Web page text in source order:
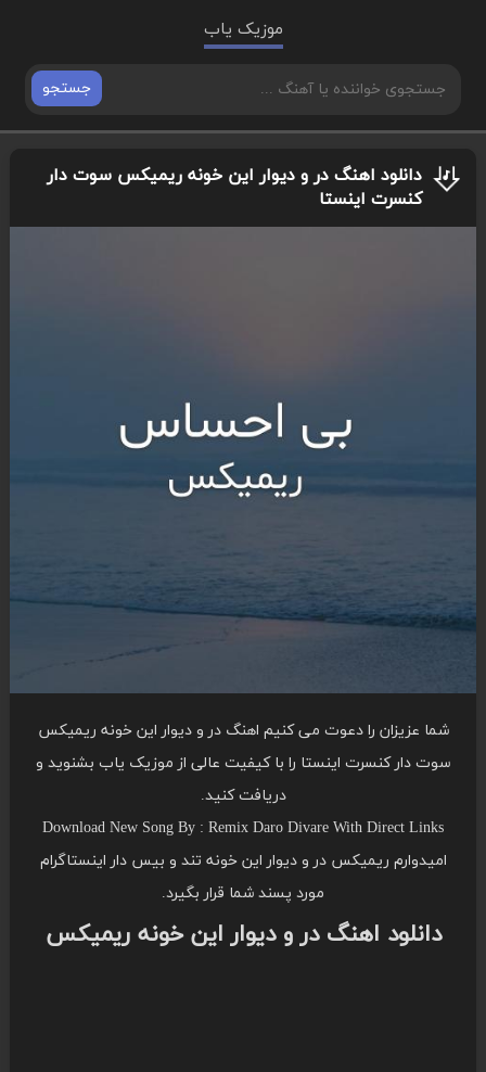
موزیک یاب
جستجو
دانلود اهنگ در و دیوار این خونه ریمیکس سوت دار
کنسرت اینستا
شما عزیزان را دعوت می کنیم اهنگ در و دیوار این خونه ریمیکس
سوت دار کنسرت اینستا را با کیفیت عالی از موزیک یاب بشنوید و
دریافت کنید.
Download New Song By : Remix Daro Divare With Direct Links
امیدوارم ریمیکس در و دیوار این خونه تند و بیس دار اینستاگرام
مورد پسند شما قرار بگیرد.
دانلود اهنگ در و دیوار این خونه ریمیکس